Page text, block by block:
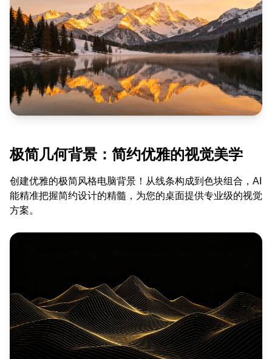
极简几何背景：简约优雅的视觉美学
创建优雅的极简风格电脑背景！从线条构成到色块组合，AI
能精准把握简约设计的精髓，为您的桌面提供专业级的视觉
方案。